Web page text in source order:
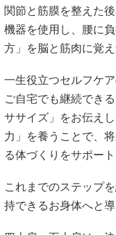
これまでのステップ
持できるお身体へと
一生上がらないので
が、大切なお身体の
適なケアを選べば、